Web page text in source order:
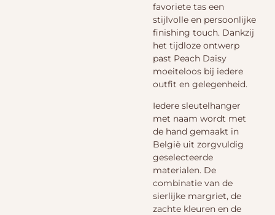
favoriete tas een
stijlvolle en persoonlijke
finishing touch. Dankzij
het tijdloze ontwerp
past Peach Daisy
moeiteloos bij iedere
outfit en gelegenheid.
Iedere sleutelhanger
met naam wordt met
de hand gemaakt in
België uit zorgvuldig
geselecteerde
materialen. De
combinatie van de
sierlijke margriet, de
zachte kleuren en de